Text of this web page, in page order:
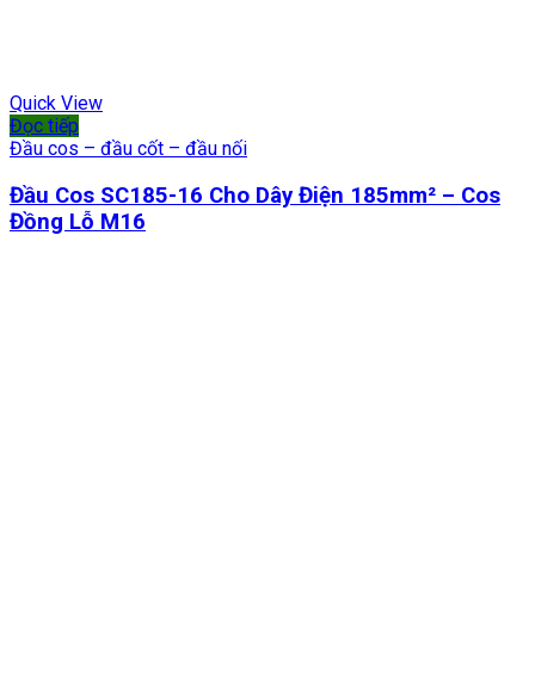
Quick View
Đọc tiếp
Đầu cos – đầu cốt – đầu nối
Đầu Cos SC185-16 Cho Dây Điện 185mm² – Cos
Đồng Lỗ M16